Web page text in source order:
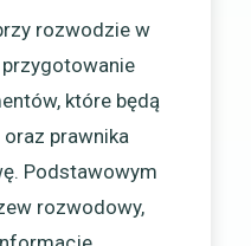
rozwodzie w
które będą
prawnika
Podstawowym
rozwodowy,